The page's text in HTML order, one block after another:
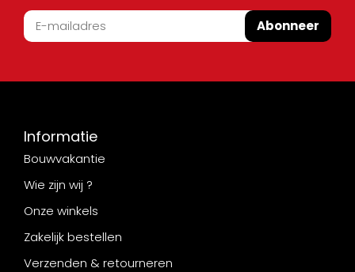
Abonneer
Informatie
Bouwvakantie
Wie zijn wij ?
Onze winkels
Zakelijk bestellen
Verzenden & retourneren